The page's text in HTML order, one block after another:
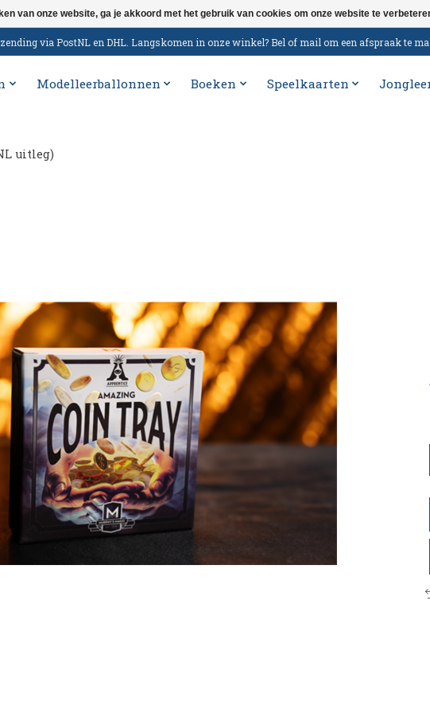
via PostNL en DHL. Langskomen in onze winkel? Bel of mail om een afspraak te
Modelleerballonnen Boeken Speelkaarten
uitleg)
van onze website, ga je akkoord met het gebruik van cookies om onze website te